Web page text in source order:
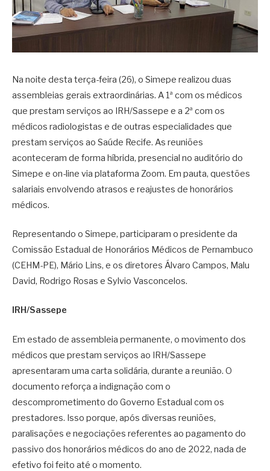
Na noite desta terça-feira (26), o Simepe realizou duas
assembleias gerais extraordinárias. A 1ª com os médicos
que prestam serviços ao IRH/Sassepe e a 2ª com os
médicos radiologistas e de outras especialidades que
prestam serviços ao Saúde Recife. As reuniões
aconteceram de forma híbrida, presencial no auditório do
Simepe e on-line via plataforma Zoom. Em pauta, questões
salariais envolvendo atrasos e reajustes de honorários
médicos.
Representando o Simepe, participaram o presidente da
Comissão Estadual de Honorários Médicos de Pernambuco
(CEHM-PE), Mário Lins, e os diretores Álvaro Campos, Malu
David, Rodrigo Rosas e Sylvio Vasconcelos.
IRH/Sassepe
Em estado de assembleia permanente, o movimento dos
médicos que prestam serviços ao IRH/Sassepe
apresentaram uma carta solidária, durante a reunião. O
documento reforça a indignação com o
descomprometimento do Governo Estadual com os
prestadores. Isso porque, após diversas reuniões,
paralisações e negociações referentes ao pagamento do
passivo dos honorários médicos do ano de 2022, nada de
efetivo foi feito até o momento.